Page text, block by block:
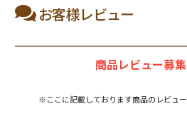
お客様レビュー
商品レビュー募
※ここに記載しております商品のレビュー